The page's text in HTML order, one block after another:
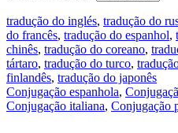
tradução do inglés, tradução do
do francês, tradução do espanhol,
chinês, tradução do coreano,
tártaro, tradução do turco,
finlandês, tradução do japonês
Conjugação espanhola,
Conjugação italiana, Conjugação